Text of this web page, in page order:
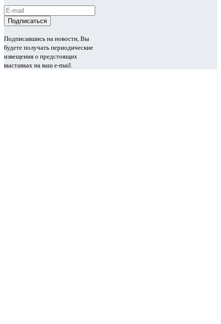
Подписавшись на новости, Вы
будете получать периодические
извещения о предстоящих
выставках на ваш e-mail.